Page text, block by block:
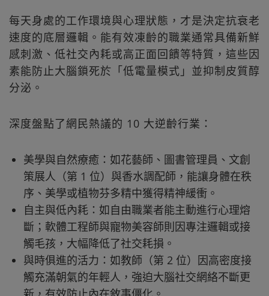
每天身處的工作環境與心理狀態，才是決定抗衰老
速度的底層邏輯。能有效凍齡的職業通常具備新鮮
感刺激、低社交內耗或高正面回饋等特質，這些因
素能防止大腦鎖死於「低電量模式」並抑制皮質醇
分泌。
深度盤點了網民熱議的 10 大逆齡行業：
美學與自然療癒：如花藝師、圖書管理員、文創
策展人（第 1 位）與香水調配師，能讓身體在秩
序、美學或植物芬多精中獲得精神緩衝。
自主與低內耗：如自由職業者能主動進行心理熔
斷；軟體工程師與寵物美容師則因專注邏輯或接
觸毛孩，大幅降低了社交耗損。
與時俱進的活力：如教師（第 2 位）因高密度接
觸充滿朝氣的年輕人，強迫大腦社交網絡不斷更